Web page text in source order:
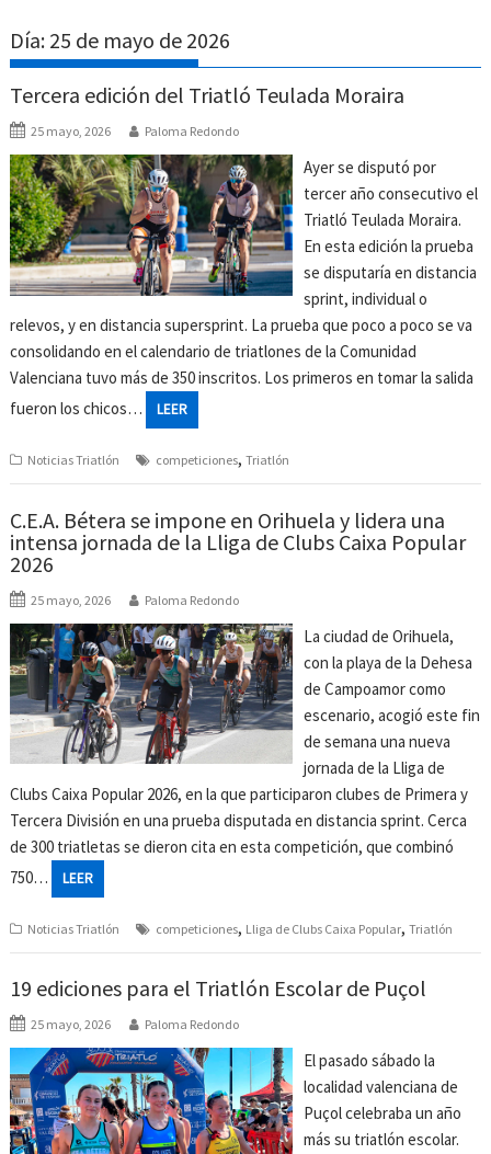
Día: 25 de mayo de 2026
Tercera edición del Triatló Teulada Moraira
25 mayo, 2026 Paloma Redondo
Ayer se disputó por
tercer año consecutivo el
Triatló Teulada Moraira.
En esta edición la prueba
se disputaría en distancia
sprint, individual o
relevos, y en distancia supersprint. La prueba que poco a poco se va
consolidando en el calendario de triatlones de la Comunidad
Valenciana tuvo más de 350 inscritos. Los primeros en tomar la salida
fueron los chicos…
LEER
Noticias Triatlón competiciones,Triatlón
C.E.A. Bétera se impone en Orihuela y lidera una
intensa jornada de la Lliga de Clubs Caixa Popular
2026
25 mayo, 2026 Paloma Redondo
La ciudad de Orihuela,
con la playa de la Dehesa
de Campoamor como
escenario, acogió este fin
de semana una nueva
jornada de la Lliga de
Clubs Caixa Popular 2026, en la que participaron clubes de Primera y
Tercera División en una prueba disputada en distancia sprint. Cerca
de 300 triatletas se dieron cita en esta competición, que combinó
750…
LEER
Noticias Triatlón competiciones, Lliga de Clubs Caixa Popular,Triatlón
19 ediciones para el Triatlón Escolar de Puçol
25 mayo, 2026 Paloma Redondo
El pasado sábado la
localidad valenciana de
Puçol celebraba un año
más su triatlón escolar.